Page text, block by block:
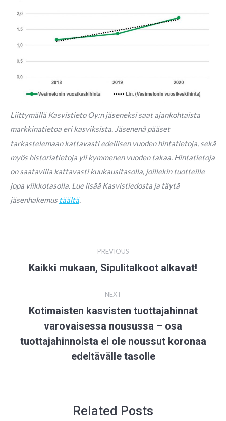
Liittymällä Kasvistieto Oy:n jäseneksi saat ajankohtaista
markkinatietoa eri kasviksista. Jäsenenä pääset
tarkastelemaan kattavasti edellisen vuoden hintatietoja, sekä
myös historiatietoja yli kymmenen vuoden takaa. Hintatietoja
on saatavilla kattavasti kuukausitasolla, joillekin tuotteille
jopa viikkotasolla. Lue lisää Kasvistiedosta ja täytä
jäsenhakemus täältä.
navigation
PREVIOUS
Previous
Kaikki mukaan, Sipulitalkoot alkavat!
NEXT
Next
post:
Kotimaisten kasvisten tuottajahinnat
varovaisessa nousussa – osa
tuottajahinnoista ei ole noussut koronaa
edeltävälle tasolle
Related Posts